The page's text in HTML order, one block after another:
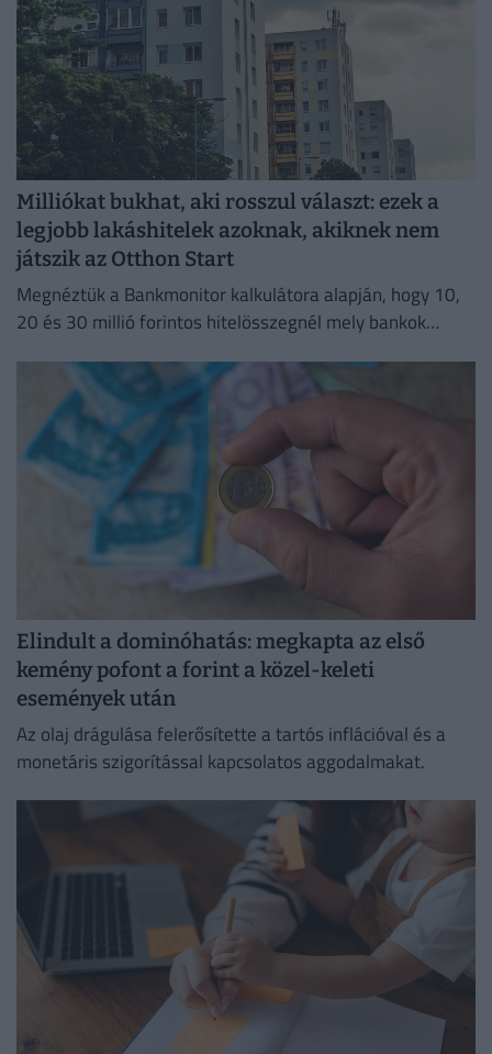
Milliókat bukhat, aki rosszul választ: ezek a
legjobb lakáshitelek azoknak, akiknek nem
játszik az Otthon Start
Megnéztük a Bankmonitor kalkulátora alapján, hogy 10,
20 és 30 millió forintos hitelösszegnél mely bankok
Elindult a dominóhatás: megkapta az első
kemény pofont a forint a közel-keleti
események után
Az olaj drágulása felerősítette a tartós inflációval és a
monetáris szigorítással kapcsolatos aggodalmakat.